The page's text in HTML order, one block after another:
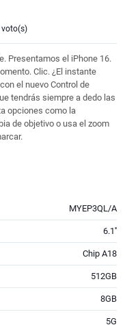
voto(s)
Presentamos el iPhone 16.
Clic. ¿El instante
el nuevo Control de
tendrás siempre a dedo las
opciones como la
de objetivo o usa el zoom
MYEP3QL/A
6.1''
Chip A18
512GB
8GB
5G